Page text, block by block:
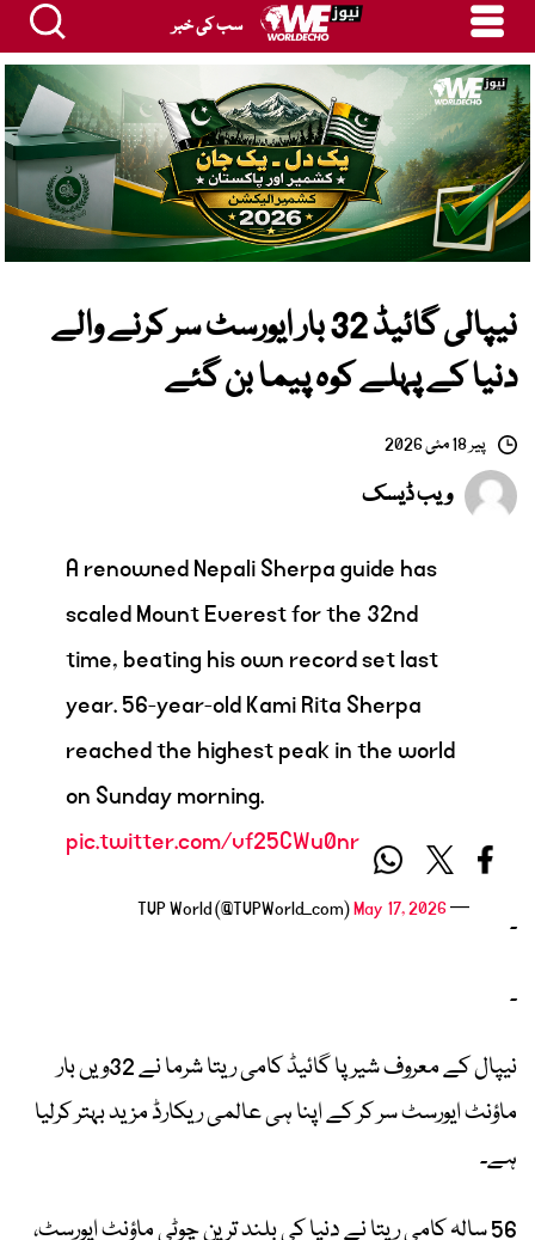
سب کی خبر
نیپالی گائیڈ 32 بار ایورسٹ سر کرنے والے
دنیا کے پہلے کوہ پیما بن گئے
پیر 18 مئی 2026
ویب ڈیسک
A renowned Nepali Sherpa guide has
scaled Mount Everest for the 32nd
time, beating his own record set last
year. 56-year-old Kami Rita Sherpa
reached the highest peak in the world
on Sunday morning.
pic.twitter.com/vf25CWu0nr
— TVP World (@TVPWorld_com)
May 17, 2026
۔
۔
نیپال کے معروف شیرپا گائیڈکامی ریتا شرما
نے 32ویں بار
ماؤنٹ ایورسٹ سر کر کے اپنا ہی عالمی ریکارڈ مزید بہتر کرلیا
ہے۔
56 سالہ کامی ریتا نے دنیا کی بلند ترین چوٹی ماؤنٹ ایورسٹ،